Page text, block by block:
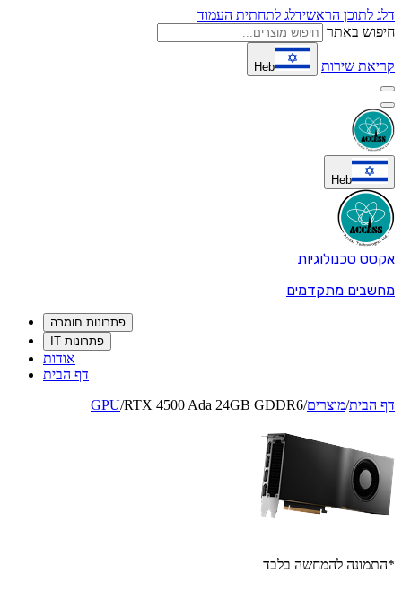
דלג לתוכן הראשידלג לתחתית העמוד
חיפוש באתר
קריאת שירות Heb
Heb
אקסס טכנולוגיות
מחשבים מתקדמים
פתרונות חומרה
פתרונות IT
אודות
דף הבית
דף הבית/מוצרים/
GPU/RTX 4500 Ada 24GB GDDR6
*התמונה להמחשה בלבד